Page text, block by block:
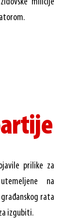
milicije
prilike za
na
rata
izgubiti.